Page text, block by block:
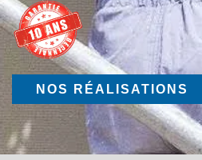
NOS RÉALISATIONS